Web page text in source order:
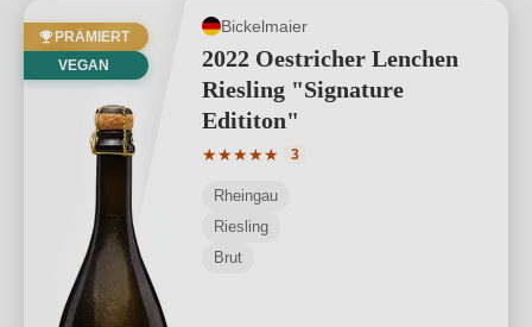
PRÄMIERT
VEGAN
Bickelmaier
2022 Oestricher Lenchen
Riesling "Signature
Edititon"
★★★★★
Durchschnittliche Bewertung von 5
3
Rheingau
Riesling
Brut